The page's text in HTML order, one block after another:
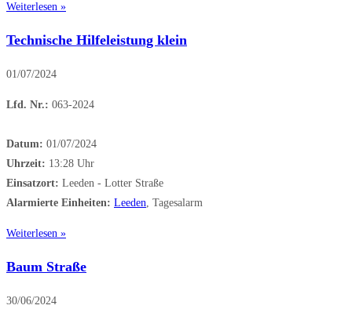
Weiterlesen »
Technische Hilfeleistung klein
01/07/2024
Lfd. Nr.: 063-2024
Datum: 01/07/2024
Uhrzeit: 13:28 Uhr
Einsatzort: Leeden - Lotter Straße
Alarmierte Einheiten: Leeden, Tagesalarm
Weiterlesen »
Baum Straße
30/06/2024